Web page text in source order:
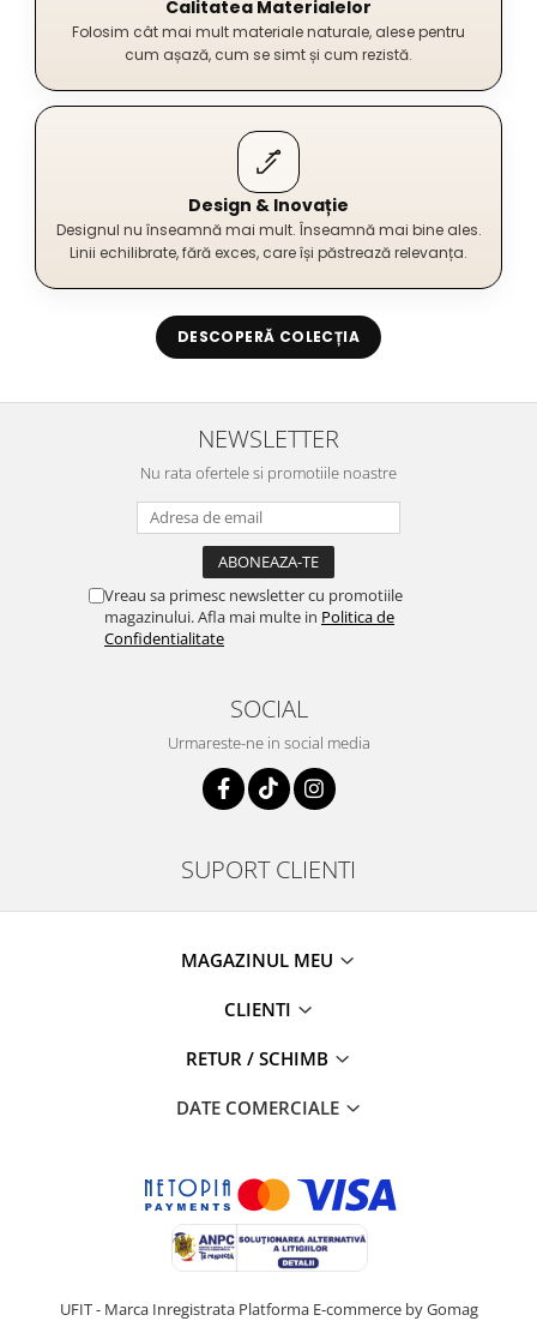
Calitatea Materialelor
Folosim cât mai mult materiale naturale, alese pentru
cum așază, cum se simt și cum rezistă.
Design & Inovație
Designul nu înseamnă mai mult. Înseamnă mai bine ales.
Linii echilibrate, fără exces, care își păstrează relevanța.
DESCOPERĂ COLECȚIA
NEWSLETTER
Nu rata ofertele si promotiile noastre
Vreau sa primesc newsletter cu promotiile
magazinului. Afla mai multe in Politica de
Confidentialitate
SOCIAL
Urmareste-ne in social media
SUPORT CLIENTI
MAGAZINUL MEU
CLIENTI
RETUR / SCHIMB
DATE COMERCIALE
UFIT - Marca Inregistrata Platforma E-commerce by Gomag